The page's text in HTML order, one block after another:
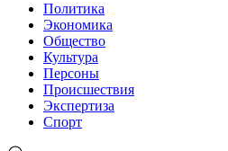
Политика
Экономика
Общество
Культура
Персоны
Происшествия
Экспертиза
Спорт